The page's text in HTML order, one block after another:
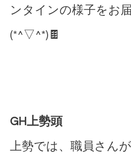
ンタインの様子をお
(*^▽^*)🍫
GH上勢頭
上勢では、職員さん